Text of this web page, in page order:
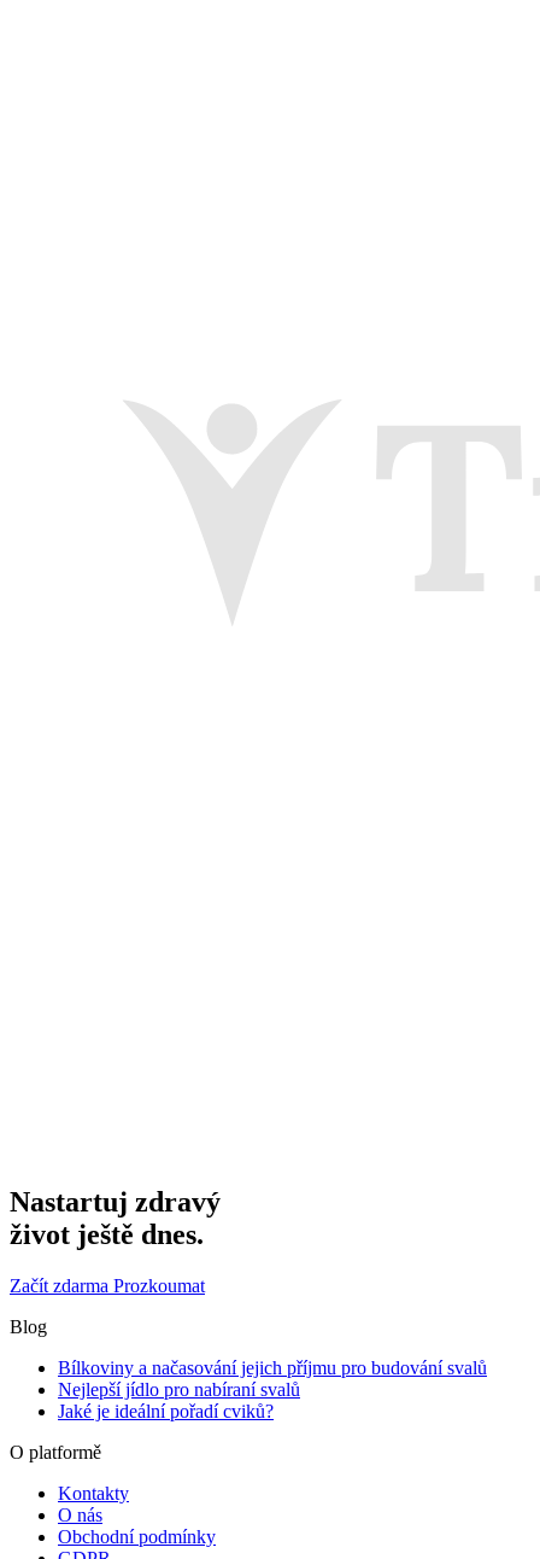
Nastartuj zdravý
život ještě dnes.
Začít zdarma Prozkoumat
Blog
Bílkoviny a načasování jejich příjmu pro budování svalů
Nejlepší jídlo pro nabíraní svalů
Jaké je ideální pořadí cviků?
O platformě
Kontakty
O nás
Obchodní podmínky